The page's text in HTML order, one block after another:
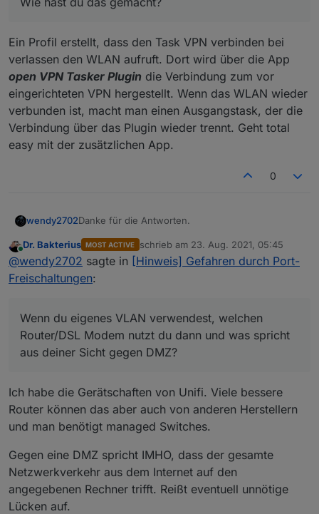
gefunden, oder Tasker einfach nicht gecheckt.
Ein Profil erstellt, dass den Task VPN verbinden bei
verlassen den WLAN aufruft. Dort wird über die App
open VPN Tasker Plugin die Verbindung zum vor
eingerichteten VPN hergestellt. Wenn das WLAN wieder
verbunden ist, macht man einen Ausgangstask, der die
Verbindung über das Plugin wieder trennt. Geht total
easy mit der zusätzlichen App.
0
wendy2702Danke für die Antworten.
@Meister-Mopper: habe meine NC mit Apache
konfiguriert. Da müsste ich erst auf Nginx
umstellen oder gibt es so einen Manager auch für
@Dr-Bakterius : das mit dem VPN wäre
unterwegs. Für IOS ist mir nicht bekannt das es so
etwas gibt.
Router/DSL Modem nutzt du dann und was spricht
aus deiner Sicht gegen DMZ?
Online
Dr. Bakterius MOST ACTIVE schrieb am 23. Aug. 2021, 05:45
zuletzt editiert von
@wendy2702 sagte in [Hinweis] Gefahren durch Port-
Freischaltungen:
Wenn du eigenes VLAN verwendest, welchen
Router/DSL Modem nutzt du dann und was spricht
aus deiner Sicht gegen DMZ?
Ich habe die Gerätschaften von Unifi. Viele bessere
Router können das aber auch von anderen Herstellern
und man benötigt managed Switches.
Gegen eine DMZ spricht IMHO, dass der gesamte
Netzwerkverkehr aus dem Internet auf den
angegebenen Rechner trifft. Reißt eventuell unnötige
Lücken auf.